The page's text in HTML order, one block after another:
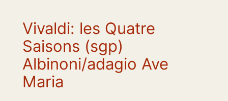
Vivaldi: les Quatre
Saisons (sgp)
Albinoni/adagio Ave
Maria